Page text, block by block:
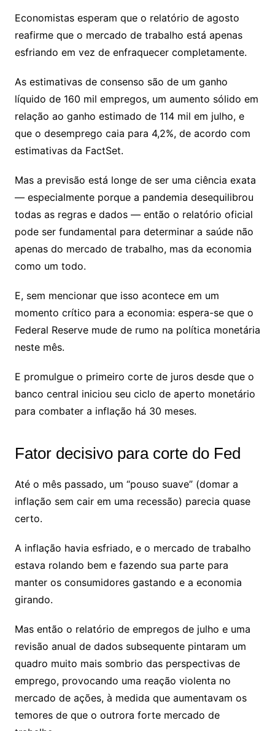
Economistas esperam que o relatório de agosto
reafirme que o mercado de trabalho está apenas
esfriando em vez de enfraquecer completamente.
As estimativas de consenso são de um ganho
líquido de 160 mil empregos, um aumento sólido em
relação ao ganho estimado de 114 mil em julho, e
que o desemprego caia para 4,2%, de acordo com
estimativas da FactSet.
Mas a previsão está longe de ser uma ciência exata
— especialmente porque a pandemia desequilibrou
todas as regras e dados — então o relatório oficial
pode ser fundamental para determinar a saúde não
apenas do mercado de trabalho, mas da economia
como um todo.
E, sem mencionar que isso acontece em um
momento crítico para a economia: espera-se que o
Federal Reserve mude de rumo na política monetária
neste mês.
E promulgue o primeiro corte de juros desde que o
banco central iniciou seu ciclo de aperto monetário
para combater a inflação há 30 meses.
Fator decisivo para corte do Fed
Até o mês passado, um “pouso suave” (domar a
inflação sem cair em uma recessão) parecia quase
certo.
A inflação havia esfriado, e o mercado de trabalho
estava rolando bem e fazendo sua parte para
manter os consumidores gastando e a economia
girando.
Mas então o relatório de empregos de julho e uma
revisão anual de dados subsequente pintaram um
quadro muito mais sombrio das perspectivas de
emprego, provocando uma reação violenta no
mercado de ações, à medida que aumentavam os
temores de que o outrora forte mercado de